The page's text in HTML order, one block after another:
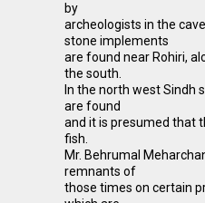
by
archeologists in the
stone implements
are found near Rohiri,
the south.
In the north west Sindh
are found
and it is presumed that
fish.
Mr. Behrumal
remnants of
those times on certain